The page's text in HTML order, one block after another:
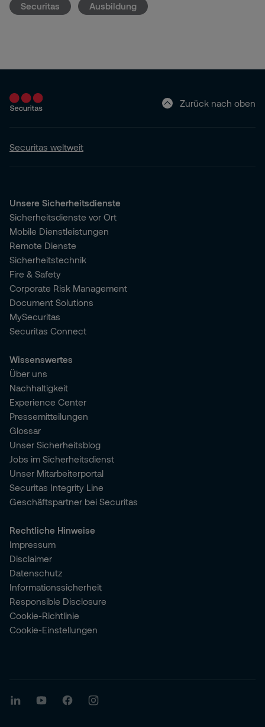
Securitas Ausbildung
Zurück nach oben
Securitas weltweit
Unsere Sicherheitsdienste
Sicherheitsdienste vor Ort
Mobile Dienstleistungen
Remote Dienste
Sicherheitstechnik
Fire & Safety
Corporate Risk Management
Document Solutions
MySecuritas
Securitas Connect
Wissenswertes
Über uns
Nachhaltigkeit
Experience Center
Pressemitteilungen
Glossar
Unser Sicherheitsblog
Jobs im Sicherheitsdienst
Unser Mitarbeiterportal
Securitas Integrity Line
Geschäftspartner bei Securitas
Rechtliche Hinweise
Impressum
Disclaimer
Datenschutz
Informationssicherheit
Responsible Disclosure
Cookie-Richtlinie
Cookie-Einstellungen